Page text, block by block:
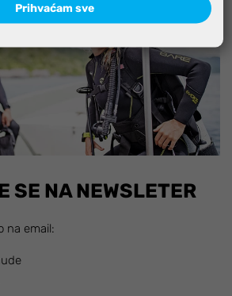
SE NA NEWSLETER
na email:
Prihvaćam sve